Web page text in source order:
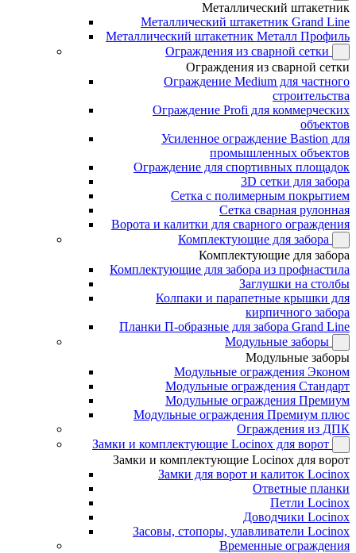
Металлический штакетник
Металлический штакетник Grand Line
Металлический штакетник Металл Профиль
Ограждения из сварной сетки
Ограждения из сварной сетки
Ограждение Medium для частного
строительства
Ограждение Profi для коммерческих
объектов
Усиленное ограждение Bastion для
промышленных объектов
Ограждение для спортивных площадок
3D сетки для забора
Сетка с полимерным покрытием
Сетка сварная рулонная
Ворота и калитки для сварного ограждения
Комплектующие для забора
Комплектующие для забора
Комплектующие для забора из профнастила
Заглушки на столбы
Колпаки и парапетные крышки для
кирпичного забора
Планки П-образные для забора Grand Line
Модульные заборы
Модульные заборы
Модульные ограждения Эконом
Модульные ограждения Стандарт
Модульные ограждения Премиум
Модульные ограждения Премиум плюс
Ограждения из ДПК
Замки и комплектующие Locinox для ворот
Замки и комплектующие Locinox для ворот
Замки для ворот и калиток Locinox
Ответные планки
Петли Locinox
Доводчики Locinox
Засовы, стопоры, улавливатели Locinox
Временные ограждения